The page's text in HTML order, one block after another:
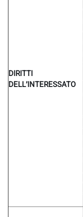
DIRITTI
DELL’INTERESSATO